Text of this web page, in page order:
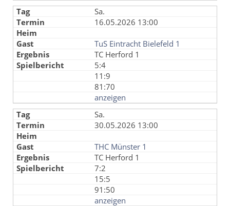
Sa.
16.05.2026 13:00
TuS Eintracht Bielefeld 1
TC Herford 1
5:4
11:9
81:70
anzeigen
Sa.
30.05.2026 13:00
THC Münster 1
TC Herford 1
7:2
15:5
91:50
anzeigen